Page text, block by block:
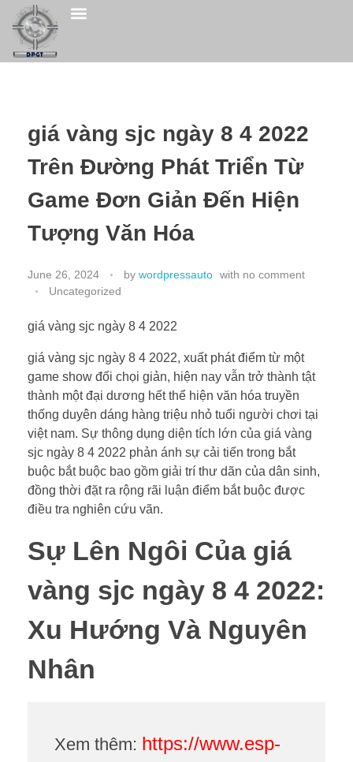
giá vàng sjc ngày 8 4 2022
Trên Đường Phát Triển Từ
Game Đơn Giản Đến Hiện
Tượng Văn Hóa
June 26, 2024 by wordpressauto with no comment
Uncategorized
giá vàng sjc ngày 8 4 2022
giá vàng sjc ngày 8 4 2022, xuất phát điểm từ một
game show đối chọi giản, hiện nay vẫn trở thành tật
thành một đại dương hết thể hiện văn hóa truyền
thống duyên dáng hàng triệu nhỏ tuổi người chơi tại
việt nam. Sự thông dụng diện tích lớn của giá vàng
sjc ngày 8 4 2022 phản ánh sự cải tiến trong bắt
buộc bắt buộc bao gồm giải trí thư dãn của dân sinh,
đồng thời đặt ra rộng rãi luận điểm bắt buộc được
điều tra nghiên cứu vãn.
Sự Lên Ngôi Của giá
vàng sjc ngày 8 4 2022:
Xu Hướng Và Nguyên
Nhân
Xem thêm: https://www.esp-